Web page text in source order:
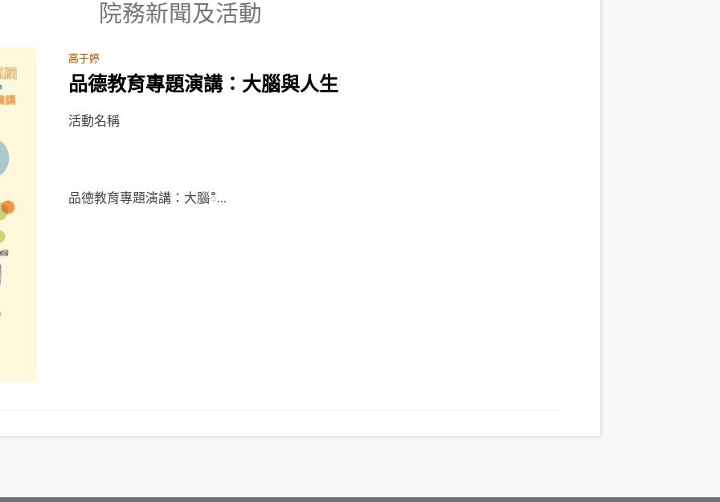
院務新聞及活動
高于婷
品德教育專題演講：大腦與人生
活動名稱
品德教育專題演講：大腦ഀ...